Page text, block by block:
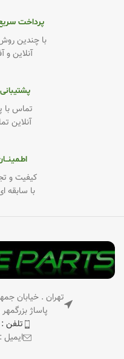
پرداخت
با چندین
آنلاین و
پشتیبانی
تماس با
آنلاین
اطـمینــان
کیفیت و
با سابقه
تهران . خیابان
پاساژ بزرگمهر
تلفن : 09194912164
ایمیل : info@rokari.ir